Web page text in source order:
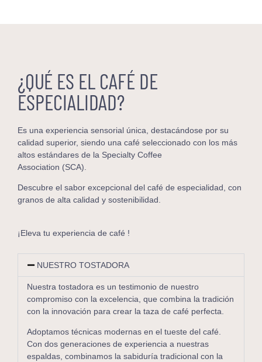
¿QUÉ ES EL CAFÉ DE
ESPECIALIDAD?
Es una experiencia sensorial única, destacándose por su
calidad superior, siendo una café seleccionado con los más
altos estándares de la Specialty Coffee
Association (SCA).
Descubre el sabor excepcional del café de especialidad, con
granos de alta calidad y sostenibilidad.
¡Eleva tu experiencia de café !
NUESTRO TOSTADORA
Nuestra tostadora es un testimonio de nuestro
compromiso con la excelencia, que combina la tradición
con la innovación para crear la taza de café perfecta.
Adoptamos técnicas modernas en el tueste del café.
Con dos generaciones de experiencia a nuestras
espaldas, combinamos la sabiduría tradicional con la